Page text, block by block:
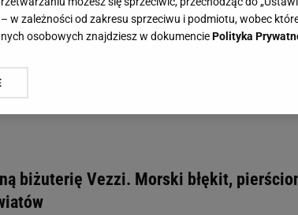
biżuterię Vezzi. Morski błękit,
w zależności od zakresu sprzeciwu i podmiotu, wobec
osobowych znajdziesz w dokumenciePolityka
na zainstalowanie i przechowywanie plików cookie
możemy przetwarzać dane osobowe w następujących
Aktywne skanowanie charakterystyki urządzenia